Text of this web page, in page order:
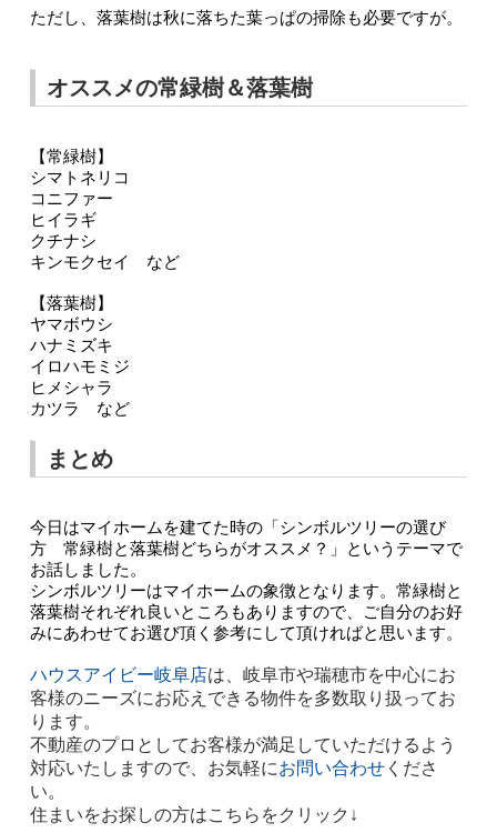
ただし、落葉樹は秋に落ちた葉っぱの掃除も必要ですが。
オススメの常緑樹＆落葉樹
【常緑樹】
シマトネリコ
コニファー
ヒイラギ
クチナシ
キンモクセイ　など
【落葉樹】
ヤマボウシ
ハナミズキ
イロハモミジ
ヒメシャラ
カツラ　など
まとめ
今日はマイホームを建てた時の「シンボルツリーの選び
方　常緑樹と落葉樹どちらがオススメ？」というテーマで
お話しました。
シンボルツリーはマイホームの象徴となります。常緑樹と
落葉樹それぞれ良いところもありますので、ご自分のお好
みにあわせてお選び頂く参考にして頂ければと思います。
ハウスアイビー岐阜店は、岐阜市や瑞穂市を中心にお
客様のニーズにお応えできる物件を多数取り扱ってお
ります。
不動産のプロとしてお客様が満足していただけるよう
対応いたしますので、お気軽にお問い合わせくださ
い。
住まいをお探しの方はこちらをクリック↓